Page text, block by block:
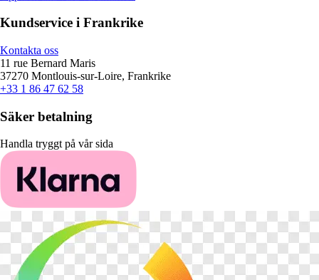
Kundservice i Frankrike
Kontakta oss
11 rue Bernard Maris
37270 Montlouis-sur-Loire, Frankrike
+33 1 86 47 62 58
Säker betalning
Handla tryggt på vår sida